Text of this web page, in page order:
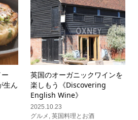
生ん
英国のオーガニックワインを
楽しもう《Discovering
English Wine》
2025.10.23
グルメ ,英国料理とお酒